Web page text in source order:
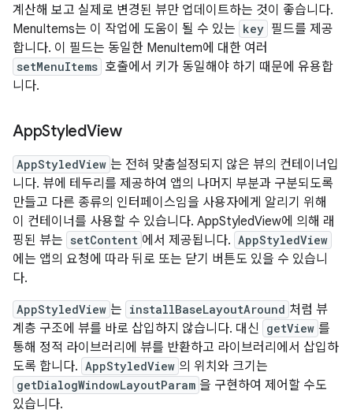
계산해 보고 실제로 변경된 뷰만 업데이트하는 것이 좋습니다.
MenuItems는 이 작업에 도움이 될 수 있는 key 필드를 제공
합니다. 이 필드는 동일한 MenuItem에 대한 여러
setMenuItems 호출에서 키가 동일해야 하기 때문에 유용합
니다.
AppStyledView
AppStyledView 는 전혀 맞춤설정되지 않은 뷰의 컨테이너입
니다. 뷰에 테두리를 제공하여 앱의 나머지 부분과 구분되도록
만들고 다른 종류의 인터페이스임을 사용자에게 알리기 위해
이 컨테이너를 사용할 수 있습니다. AppStyledView에 의해 래
핑된 뷰는 setContent 에서 제공됩니다. AppStyledView
에는 앱의 요청에 따라 뒤로 또는 닫기 버튼도 있을 수 있습니
다.
AppStyledView 는 installBaseLayoutAround 처럼 뷰
계층 구조에 뷰를 바로 삽입하지 않습니다. 대신
getView 를
통해 정적 라이브러리에 뷰를 반환하고 라이브러리에서 삽입하
도록 합니다. AppStyledView 의 위치와 크기는
getDialogWindowLayoutParam 을 구현하여 제어할 수도
있습니다.